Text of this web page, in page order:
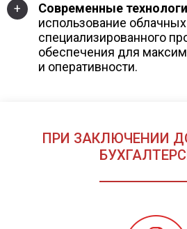
+ Современные
использование
специализированного
обеспечения для
и оперативности.
ПРИ ЗАКЛЮЧЕНИИ